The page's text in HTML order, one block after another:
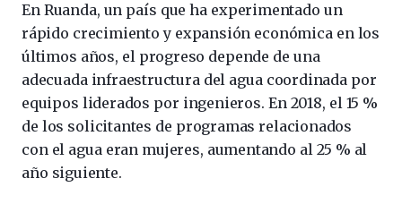
En Ruanda, un país que ha experimentado un
rápido crecimiento y expansión económica en los
últimos años, el progreso depende de una
adecuada infraestructura del agua coordinada por
equipos liderados por ingenieros. En 2018, el 15 %
de los solicitantes de programas relacionados
con el agua eran mujeres, aumentando al 25 % al
año siguiente.